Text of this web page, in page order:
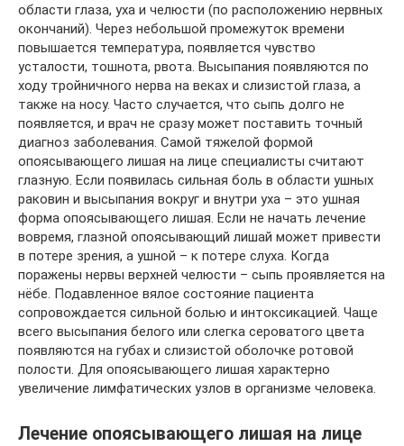
области глаза, уха и челюсти (по расположению нервных
окончаний). Через небольшой промежуток времени
повышается температура, появляется чувство
усталости, тошнота, рвота. Высыпания появляются по
ходу тройничного нерва на веках и слизистой глаза, а
также на носу. Часто случается, что сыпь долго не
появляется, и врач не сразу может поставить точный
диагноз заболевания. Самой тяжелой формой
опоясывающего лишая на лице специалисты считают
глазную. Если появилась сильная боль в области ушных
раковин и высыпания вокруг и внутри уха – это ушная
форма опоясывающего лишая. Если не начать лечение
вовремя, глазной опоясывающий лишай может привести
в потере зрения, а ушной – к потере слуха. Когда
поражены нервы верхней челюсти – сыпь проявляется на
нёбе. Подавленное вялое состояние пациента
сопровождается сильной болью и интоксикацией. Чаще
всего высыпания белого или слегка сероватого цвета
появляются на губах и слизистой оболочке ротовой
полости. Для опоясывающего лишая характерно
увеличение лимфатических узлов в организме человека.
Лечение опоясывающего лишая на лице